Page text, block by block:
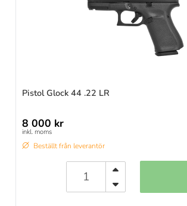
Pistol Glock 44 .22 LR
8 000 kr
inkl. moms
Beställt från leverantör